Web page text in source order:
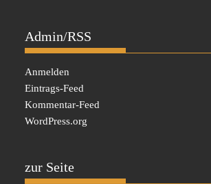
Admin/RSS
Anmelden
Eintrags-Feed
Kommentar-Feed
WordPress.org
zur Seite